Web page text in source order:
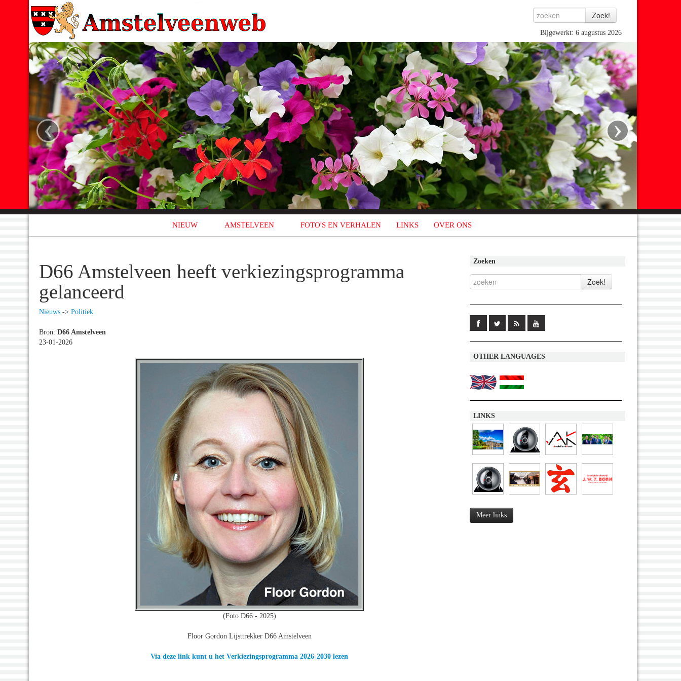
Bijgewerkt: 6 augustus 2026
‹ ›
NIEUW AMSTELVEEN FOTO'S EN VERHALEN LINKS OVER ONS
D66 Amstelveen heeft verkiezingsprogramma
gelanceerd
Nieuws -> Politiek
Bron: D66 Amstelveen
23-01-2026
(Foto D66 - 2025)
Floor Gordon Lijsttrekker D66 Amstelveen
Via deze link kunt u het Verkiezingsprogramma 2026-2030 lezen
Zoeken
OTHER LANGUAGES
LINKS
Meer links